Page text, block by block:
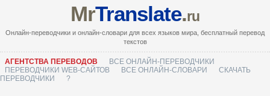
MrTranslate.ru
Онлайн-переводчики и онлайн-словари для всех языков мира, бесплатный перевод
текстов
АГЕНТСТВА ПЕРЕВОДОВ
ВСЕ ОНЛАЙН-ПЕРЕВОДЧИКИ
ПЕРЕВОДЧИКИ WEB-САЙТОВ
ВСЕ ОНЛАЙН-СЛОВАРИ
СКАЧАТЬ
ПЕРЕВОДЧИКИ
?